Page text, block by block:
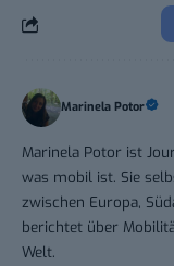
Marinela Potor
Marinela Potor ist
was mobil ist. Sie
zwischen Europa,
berichtet über
Welt.